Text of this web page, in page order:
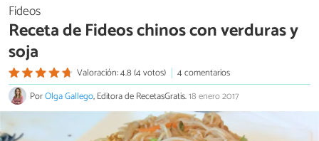
Fideos
Receta de Fideos chinos con verduras y
soja
Valoración: 4.8 (4 votos)
4 comentarios
PorOlga Gallego, Editora de RecetasGratis.18 enero 2017